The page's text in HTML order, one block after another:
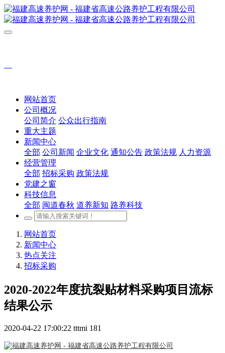
网站首页
公司概况
公司简介 公众出行指南
重大主题
新闻中心
全部 公司新闻 企业文化 通知公告 政策法规 人力资源
经营管理
全部 招标采购 政策法规
党建之窗
科技信息
全部 闽道春秋 道养新知 路养科技
网站首页
新闻中心
热点关注
招标采购
2020-2022年度抗裂贴材料采购项目流标
结果公示
2020-04-22 17:00:22 tttmi 181